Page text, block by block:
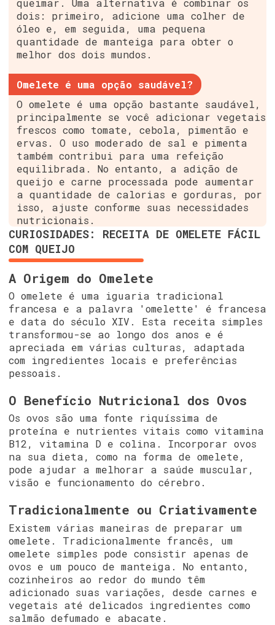
queimar. Uma alternativa é combinar os
dois: primeiro, adicione uma colher de
óleo e, em seguida, uma pequena
quantidade de manteiga para obter o
melhor dos dois mundos.
Omelete é uma opção saudável?
O omelete é uma opção bastante saudável,
principalmente se você adicionar vegetais
frescos como tomate, cebola, pimentão e
ervas. O uso moderado de sal e pimenta
também contribui para uma refeição
equilibrada. No entanto, a adição de
queijo e carne processada pode aumentar
a quantidade de calorias e gorduras, por
isso, ajuste conforme suas necessidades
nutricionais.
CURIOSIDADES: RECEITA DE OMELETE FÁCIL
COM QUEIJO
A Origem do Omelete
O omelete é uma iguaria tradicional
francesa e a palavra 'omelette' é francesa
e data do século XIV. Esta receita simples
transformou-se ao longo dos anos e é
apreciada em várias culturas, adaptada
com ingredientes locais e preferências
pessoais.
O Benefício Nutricional dos Ovos
Os ovos são uma fonte riquíssima de
proteína e nutrientes vitais como vitamina
B12, vitamina D e colina. Incorporar ovos
na sua dieta, como na forma de omelete,
pode ajudar a melhorar a saúde muscular,
visão e funcionamento do cérebro.
Tradicionalmente ou Criativamente
Existem várias maneiras de preparar um
omelete. Tradicionalmente francês, um
omelete simples pode consistir apenas de
ovos e um pouco de manteiga. No entanto,
cozinheiros ao redor do mundo têm
adicionado suas variações, desde carnes e
vegetais até delicados ingredientes como
salmão defumado e abacate.